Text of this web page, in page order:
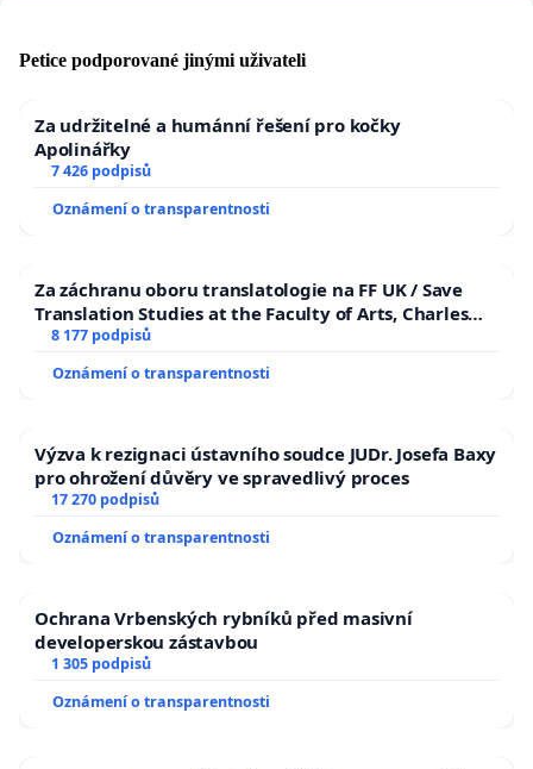
Petice podporované jinými uživateli
Za udržitelné a humánní řešení pro kočky
Apolinářky
7 426 podpisů
Oznámení o transparentnosti
Za záchranu oboru translatologie na FF UK / Save
Translation Studies at the Faculty of Arts, Charles
University
8 177 podpisů
Oznámení o transparentnosti
Výzva k rezignaci ústavního soudce JUDr. Josefa Baxy
pro ohrožení důvěry ve spravedlivý proces
17 270 podpisů
Oznámení o transparentnosti
Ochrana Vrbenských rybníků před masivní
developerskou zástavbou
1 305 podpisů
Oznámení o transparentnosti